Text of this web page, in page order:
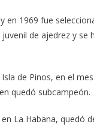
en 1969 fue
de ajedrez y se
de Pinos, en el
quedó subcampeón.
La Habana, quedó